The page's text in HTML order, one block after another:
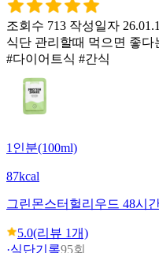
조회수 713 작성일자
식단 관리할때 먹으면 좋
#다이어트식 #간식
1인분(100ml)
87kcal
그린몬스터 헐리우드 48시
5.0(리뷰 1개)
·식단기록95회